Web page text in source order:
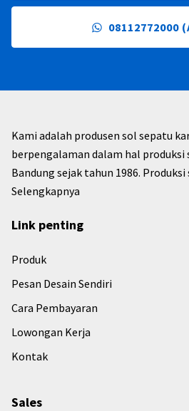
08112772000
Kami adalah produsen sol sepatu
berpengalaman dalam hal produksi
Bandung sejak tahun 1986. Produksi
Selengkapnya
Link penting
Produk
Pesan Desain Sendiri
Cara Pembayaran
Lowongan Kerja
Kontak
Sales